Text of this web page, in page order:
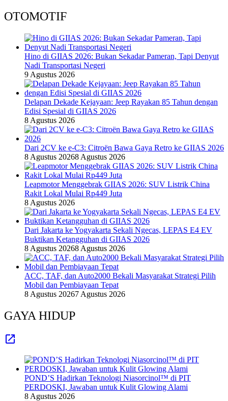
OTOMOTIF
Hino di GIIAS 2026: Bukan Sekadar Pameran, Tapi Denyut
Nadi Transportasi Negeri
9 Agustus 2026
Delapan Dekade Kejayaan: Jeep Rayakan 85 Tahun dengan
Edisi Spesial di GIIAS 2026
8 Agustus 2026
Dari 2CV ke e-C3: Citroën Bawa Gaya Retro ke GIIAS 2026
8 Agustus 20268 Agustus 2026
Leapmotor Menggebrak GIIAS 2026: SUV Listrik China
Rakit Lokal Mulai Rp449 Juta
8 Agustus 2026
Dari Jakarta ke Yogyakarta Sekali Ngecas, LEPAS E4 EV
Buktikan Ketangguhan di GIIAS 2026
8 Agustus 20268 Agustus 2026
ACC, TAF, dan Auto2000 Bekali Masyarakat Strategi Pilih
Mobil dan Pembiayaan Tepat
8 Agustus 20267 Agustus 2026
GAYA HIDUP
POND’S Hadirkan Teknologi Niasorcinol™ di PIT
PERDOSKI, Jawaban untuk Kulit Glowing Alami
8 Agustus 2026